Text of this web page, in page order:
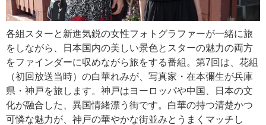
各組スターと新進気鋭の女性フォトグラファーが一緒に旅
をしながら、日本国内の美しい景色とスターの魅力の両方
をファインダーに収めながら旅をする番組。第7回は、花組
（初回放送当時）の白華れみが、写真家・在本彌生が兵庫
県・神戸を旅します。神戸はヨーロッパや中国、日本の文
化が融合した、異国情緒漂う街です。白華の持つ清楚かつ
可憐な魅力が、神戸の華やかな街並みとうまくマッチし